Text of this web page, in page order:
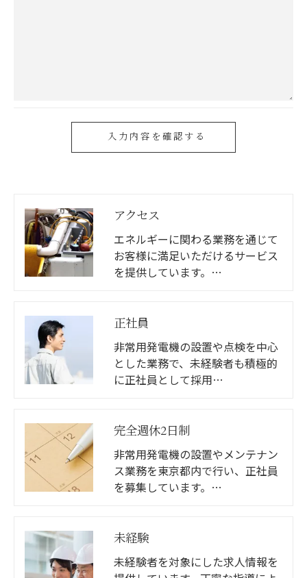
当社では、お客様の個人情報の開示･訂正･削除・利
す。
個人情報の開示･訂正･削除・利用停止の具体的手続
きにつきましては、お電話でお問合せ下さい。
アクセス
エネルギーに関わる業務を通じて
お客様に満足いただけるサービス
を提供しています。…
正社員
非常用発電機の設置や点検を中心
とした業務で、未経験者も積極的
に正社員として採用…
完全週休2日制
非常用発電機の設置やメンテナン
ス業務を東京都内で行い、正社員
を募集しています。…
未経験
未経験者を対象にした求人情報を